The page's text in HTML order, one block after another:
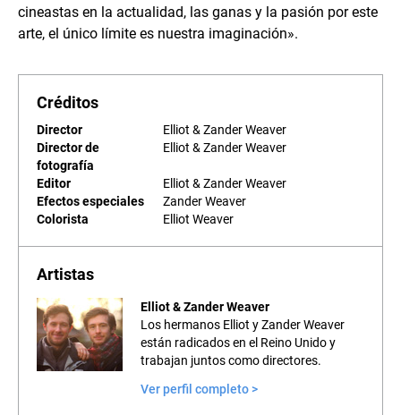
cineastas en la actualidad, las ganas y la pasión por este
arte, el único límite es nuestra imaginación».
Créditos
Director
Elliot & Zander Weaver
Director de
fotografía
Elliot & Zander Weaver
Editor
Elliot & Zander Weaver
Efectos especiales
Zander Weaver
Colorista
Elliot Weaver
Artistas
Elliot & Zander Weaver
Los hermanos Elliot y Zander Weaver
están radicados en el Reino Unido y
trabajan juntos como directores.
Ver perfil completo >